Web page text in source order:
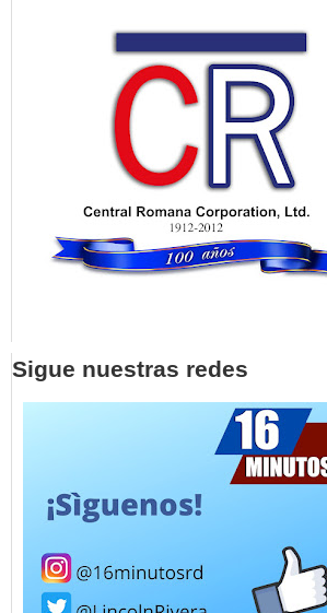
Sigue nuestras redes